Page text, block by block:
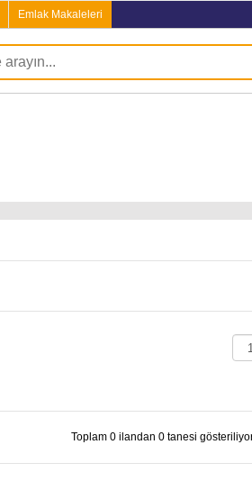
Emlak Makaleleri
Toplam 0 ilandan 0 tanesi